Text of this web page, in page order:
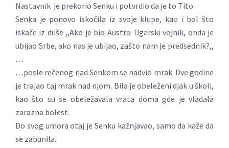
Nastavnik je prekorio Senku i potvrdio da je to Tito.
Senka je ponovo iskočila iz svoje klupe, kao i bol što
iskače iz duše ,,Ako je bio Austro-Ugarski vojnik, onda je
ubijao Srbe, ako nas je ubijao, zašto nam je predsednik?,,
…
…posle rečenog nad Senkom se nadvio mrak. Dve godine
je trajao taj mrak nad njom. Bila je obeleženi djak u školi,
kao što su se obeležavala vrata doma gde je vladala
zarazna bolest.
Do svog umora otaj je Senku kažnjavao, samo da kaže da
se zabunila.